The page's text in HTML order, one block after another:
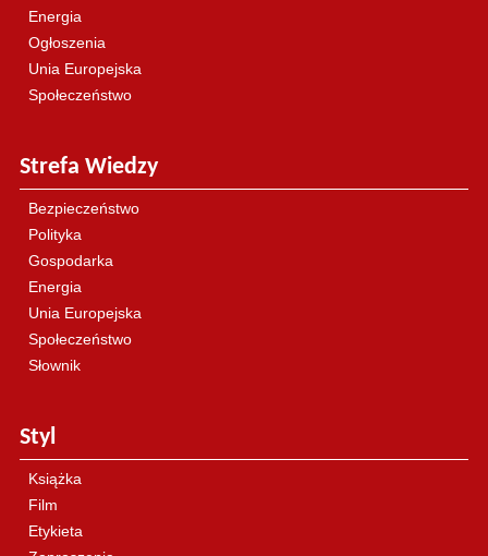
Energia
Ogłoszenia
Unia Europejska
Społeczeństwo
Strefa Wiedzy
Bezpieczeństwo
Polityka
Gospodarka
Energia
Unia Europejska
Społeczeństwo
Słownik
Styl
Książka
Film
Etykieta